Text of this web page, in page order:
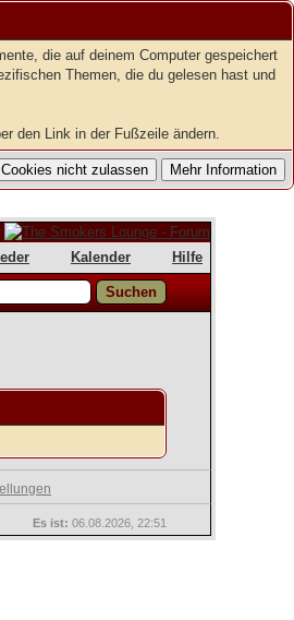
die auf deinem Computer gespeichert
Themen, die du gelesen hast und
den Link in der Fußzeile ändern.
Kalender Hilfe
Es ist: 06.08.2026, 22:51